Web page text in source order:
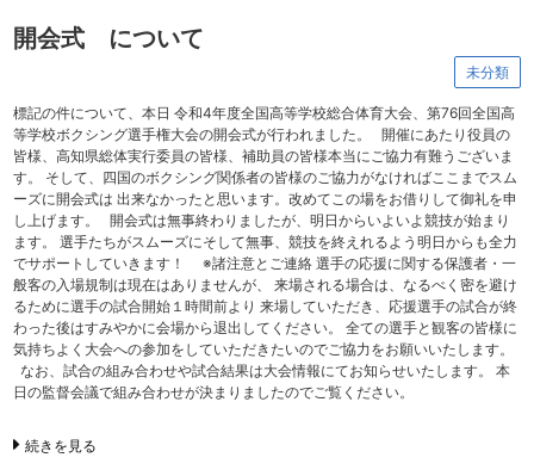
開会式 について
未分類
標記の件について、本日 令和4年度全国高等学校総合体育大会、第76回全国高
等学校ボクシング選手権大会の開会式が行われました。 開催にあたり役員の
皆様、高知県総体実行委員の皆様、補助員の皆様本当にご協力有難うございま
す。 そして、四国のボクシング関係者の皆様のご協力がなければここまでスム
ーズに開会式は 出来なかったと思います。改めてこの場をお借りして御礼を申
し上げます。 開会式は無事終わりましたが、明日からいよいよ競技が始まり
ます。 選手たちがスムーズにそして無事、競技を終えれるよう明日からも全力
でサポートしていきます！ ※諸注意とご連絡 選手の応援に関する保護者・一
般客の入場規制は現在はありませんが、 来場される場合は、なるべく密を避け
るために選手の試合開始１時間前より 来場していただき、応援選手の試合が終
わった後はすみやかに会場から退出してください。 全ての選手と観客の皆様に
気持ちよく大会への参加をしていただきたいのでご協力をお願いいたします。
なお、試合の組み合わせや試合結果は大会情報にてお知らせいたします。 本
日の監督会議で組み合わせが決まりましたのでご覧ください。
続きを見る